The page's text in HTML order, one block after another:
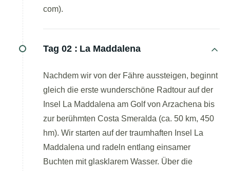
com).
Tag 02 : La Maddalena
Nachdem wir von der Fähre aussteigen, beginnt
gleich die erste wunderschöne Radtour auf der
Insel La Maddalena am Golf von Arzachena bis
zur berühmten Costa Smeralda (ca. 50 km, 450
hm). Wir starten auf der traumhaften Insel La
Maddalena und radeln entlang einsamer
Buchten mit glasklarem Wasser. Über die